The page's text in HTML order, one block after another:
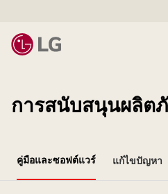
การสนับสนุนผลิ
คู่มือและซอฟต์แวร์ แก้ไขปัญหา